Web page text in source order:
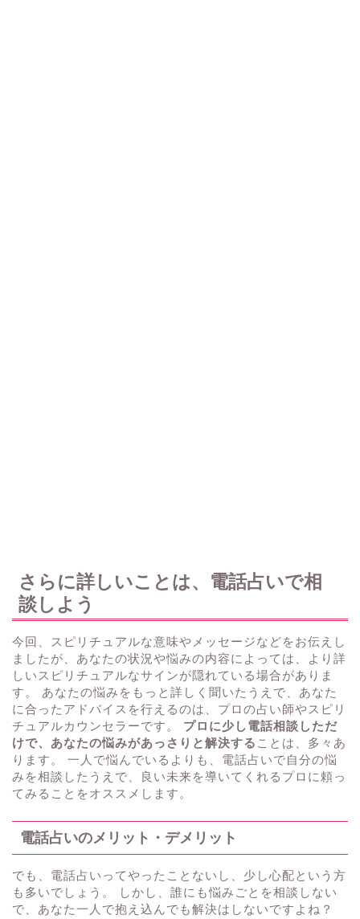
さらに詳しいことは、電話占いで相
談しよう
今回、スピリチュアルな意味やメッセージなどをお伝えし
ましたが、あなたの状況や悩みの内容によっては、より詳
しいスピリチュアルなサインが隠れている場合がありま
す。 あなたの悩みをもっと詳しく聞いたうえで、あなた
に合ったアドバイスを行えるのは、プロの占い師やスピリ
チュアルカウンセラーです。 プロに少し電話相談しただ
けで、あなたの悩みがあっさりと解決する ことは、多々あ
ります。 一人で悩んでいるよりも、電話占いで自分の悩
みを相談したうえで、良い未来を導いてくれるプロに頼っ
てみることをオススメします。
電話占いのメリット・デメリット
でも、電話占いってやったことないし、少し心配という方
も多いでしょう。 しかし、誰にも悩みごとを相談しない
で、あなた一人で抱え込んでも解決はしないですよね？